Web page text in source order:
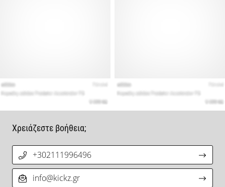
Χρειάζεστε βοήθεια;
+302111996496
info@kickz.gr